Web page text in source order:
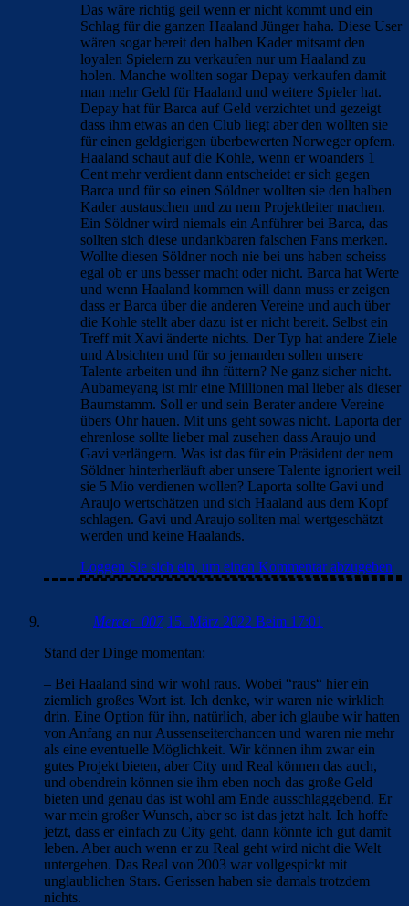
Das wäre richtig geil wenn er nicht kommt und ein
Schlag für die ganzen Haaland Jünger haha. Diese User
wären sogar bereit den halben Kader mitsamt den
loyalen Spielern zu verkaufen nur um Haaland zu
holen. Manche wollten sogar Depay verkaufen damit
man mehr Geld für Haaland und weitere Spieler hat.
Depay hat für Barca auf Geld verzichtet und gezeigt
dass ihm etwas an den Club liegt aber den wollten sie
für einen geldgierigen überbewerten Norweger opfern.
Haaland schaut auf die Kohle, wenn er woanders 1
Cent mehr verdient dann entscheidet er sich gegen
Barca und für so einen Söldner wollten sie den halben
Kader austauschen und zu nem Projektleiter machen.
Ein Söldner wird niemals ein Anführer bei Barca, das
sollten sich diese undankbaren falschen Fans merken.
Wollte diesen Söldner noch nie bei uns haben scheiss
egal ob er uns besser macht oder nicht. Barca hat Werte
und wenn Haaland kommen will dann muss er zeigen
dass er Barca über die anderen Vereine und auch über
die Kohle stellt aber dazu ist er nicht bereit. Selbst ein
Treff mit Xavi änderte nichts. Der Typ hat andere Ziele
und Absichten und für so jemanden sollen unsere
Talente arbeiten und ihn füttern? Ne ganz sicher nicht.
Aubameyang ist mir eine Millionen mal lieber als dieser
Baumstamm. Soll er und sein Berater andere Vereine
übers Ohr hauen. Mit uns geht sowas nicht. Laporta der
ehrenlose sollte lieber mal zusehen dass Araujo und
Gavi verlängern. Was ist das für ein Präsident der nem
Söldner hinterherläuft aber unsere Talente ignoriert weil
sie 5 Mio verdienen wollen? Laporta sollte Gavi und
Araujo wertschätzen und sich Haaland aus dem Kopf
schlagen. Gavi und Araujo sollten mal wertgeschätzt
werden und keine Haalands.
Loggen Sie sich ein, um einen Kommentar abzugeben
Mercer_007 15. März 2022 Beim 17:01
Stand der Dinge momentan:
– Bei Haaland sind wir wohl raus. Wobei “raus“ hier ein
ziemlich großes Wort ist. Ich denke, wir waren nie wirklich
drin. Eine Option für ihn, natürlich, aber ich glaube wir hatten
von Anfang an nur Aussenseiterchancen und waren nie mehr
als eine eventuelle Möglichkeit. Wir können ihm zwar ein
gutes Projekt bieten, aber City und Real können das auch,
und obendrein können sie ihm eben noch das große Geld
bieten und genau das ist wohl am Ende ausschlaggebend. Er
war mein großer Wunsch, aber so ist das jetzt halt. Ich hoffe
jetzt, dass er einfach zu City geht, dann könnte ich gut damit
leben. Aber auch wenn er zu Real geht wird nicht die Welt
untergehen. Das Real von 2003 war vollgespickt mit
unglaublichen Stars. Gerissen haben sie damals trotzdem
nichts.